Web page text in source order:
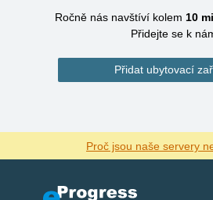
Ročně nás navštíví kolem 10
Přidejte se k
Přidat ubytovací
Proč jsou naše servery